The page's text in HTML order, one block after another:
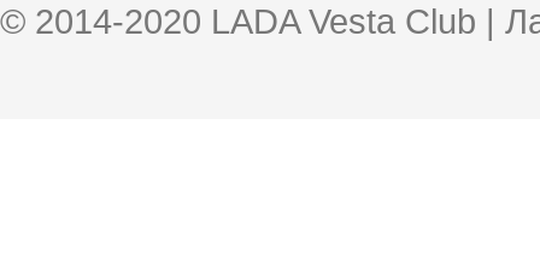
© 2014-2020 LADA Vesta Club |